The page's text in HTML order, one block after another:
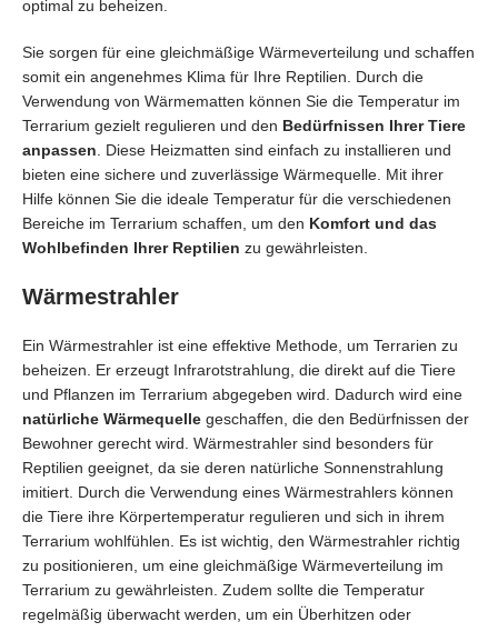
optimal zu beheizen.
Sie sorgen für eine gleichmäßige Wärmeverteilung und schaffen
somit ein angenehmes Klima für Ihre Reptilien. Durch die
Verwendung von Wärmematten können Sie die Temperatur im
Terrarium gezielt regulieren und den Bedürfnissen Ihrer Tiere
anpassen . Diese Heizmatten sind einfach zu installieren und
bieten eine sichere und zuverlässige Wärmequelle. Mit ihrer
Hilfe können Sie die ideale Temperatur für die verschiedenen
Bereiche im Terrarium schaffen, um den Komfort und das
Wohlbefinden Ihrer Reptilien zu gewährleisten.
Wärmestrahler
Ein Wärmestrahler ist eine effektive Methode, um Terrarien zu
beheizen. Er erzeugt Infrarotstrahlung, die direkt auf die Tiere
und Pflanzen im Terrarium abgegeben wird. Dadurch wird eine
natürliche Wärmequelle geschaffen, die den Bedürfnissen der
Bewohner gerecht wird. Wärmestrahler sind besonders für
Reptilien geeignet, da sie deren natürliche Sonnenstrahlung
imitiert. Durch die Verwendung eines Wärmestrahlers können
die Tiere ihre Körpertemperatur regulieren und sich in ihrem
Terrarium wohlfühlen. Es ist wichtig, den Wärmestrahler richtig
zu positionieren, um eine gleichmäßige Wärmeverteilung im
Terrarium zu gewährleisten. Zudem sollte die Temperatur
regelmäßig überwacht werden, um ein Überhitzen oder